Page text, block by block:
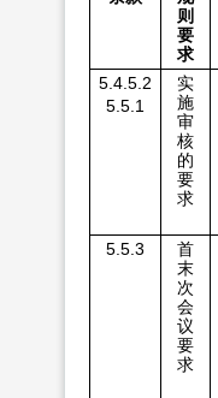
则
要
求
5.4.5.2
5.5.1
实
施
审
核
的
要
求
5.5.3
首
末
次
会
议
要
求